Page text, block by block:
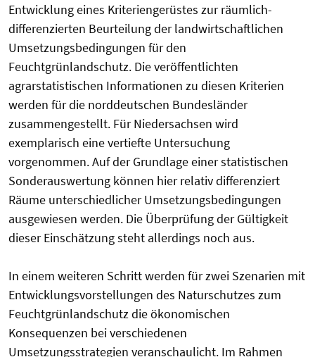
Entwicklung eines Kriteriengerüstes zur räumlich-
differenzierten Beurteilung der landwirtschaftlichen
Umsetzungsbedingungen für den
Feuchtgrünlandschutz. Die veröffentlichten
agrarstatistischen Informationen zu diesen Kriterien
werden für die norddeutschen Bundesländer
zusammengestellt. Für Niedersachsen wird
exemplarisch eine vertiefte Untersuchung
vorgenommen. Auf der Grundlage einer statistischen
Sonderauswertung können hier relativ differenziert
Räume unterschiedlicher Umsetzungsbedingungen
ausgewiesen werden. Die Überprüfung der Gültigkeit
dieser Einschätzung steht allerdings noch aus.
In einem weiteren Schritt werden für zwei Szenarien mit
Entwicklungsvorstellungen des Naturschutzes zum
Feuchtgrünlandschutz die ökonomischen
Konsequenzen bei verschiedenen
Umsetzungsstrategien veranschaulicht. Im Rahmen